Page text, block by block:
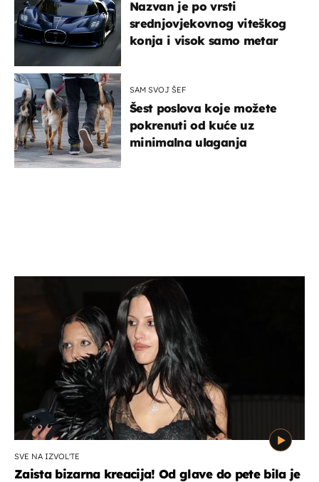
Nazvan je po vrsti
srednjovjekovnog viteškog
konja i visok samo metar
SAM SVOJ ŠEF
Šest poslova koje možete
pokrenuti od kuće uz
minimalna ulaganja
SVE NA IZVOL'TE
Zaista bizarna kreacija! Od glave do pete bila je